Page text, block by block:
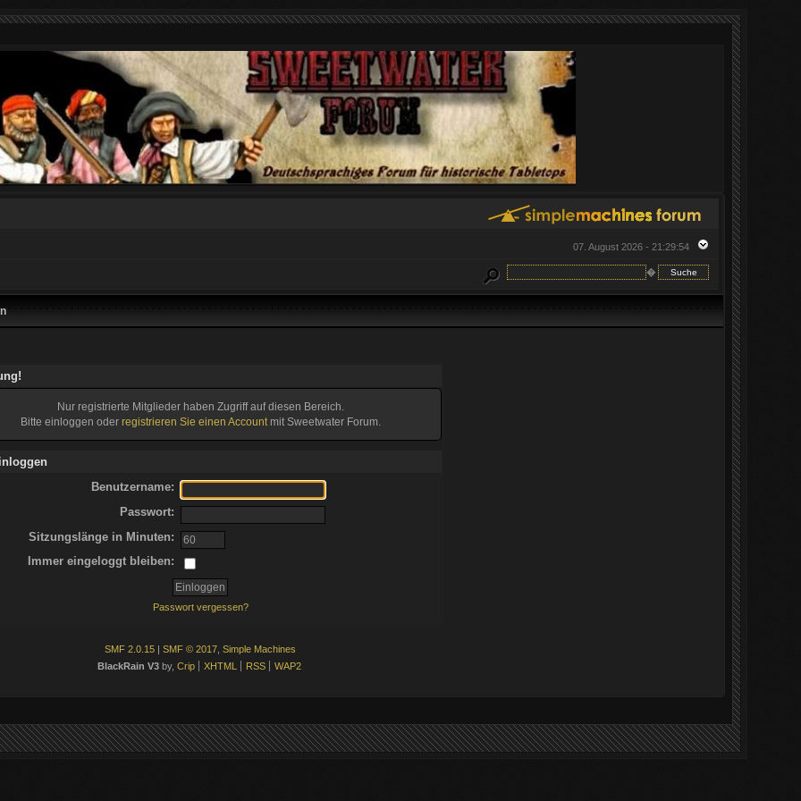
07. August 2026 - 21:29:54
�
Nur registrierte Mitglieder haben Zugriff auf diesen Bereich.
Bitte einloggen oder registrieren Sie einen Accountmit Sweetwater Forum.
Benutzername:
Passwort:
Sitzungslänge in Minuten:
Immer eingeloggt bleiben:
Passwort vergessen?
SMF 2.0.15 | SMF © 2017 Simple Machines
BlackRain V3 by, Crip XHTML RSS WAP2